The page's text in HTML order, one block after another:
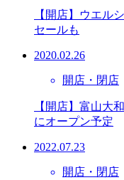
【開店】ウエル
セールも
2020.02.26
開店・閉店
【開店】富山大
にオープン予定
2022.07.23
開店・閉店